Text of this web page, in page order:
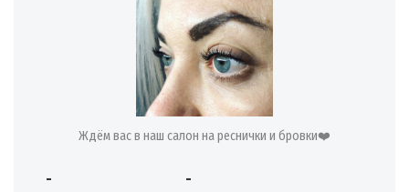
Ждём вас в наш салон на реснички и бровки❤️
- -